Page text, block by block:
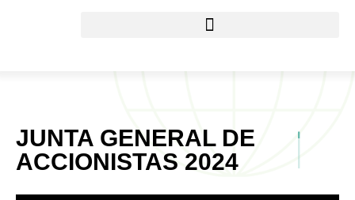
JUNTA GENERAL DE
ACCIONISTAS 2024